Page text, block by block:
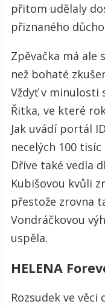
přitom udělaly
přiznaného
Zpěvačka má ale
než bohaté
Vždyť v minulosti
Řitka, ve které
Jak uvádí portál
necelých 100
Dříve také vedla
Kubišovou kvůli
přestože zrovna
Vondráčkovou
uspěla.
HELENA
Rozsudek ve věci